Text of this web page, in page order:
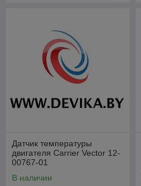
Датчик температуры
двигателя Carrier Vector 12-
00767-01
В наличии